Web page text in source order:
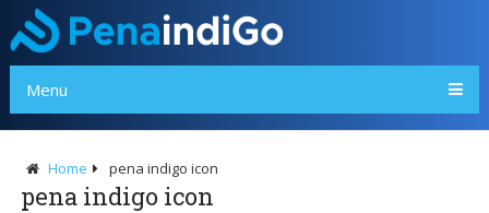
Menu
Home pena indigo icon
pena indigo icon